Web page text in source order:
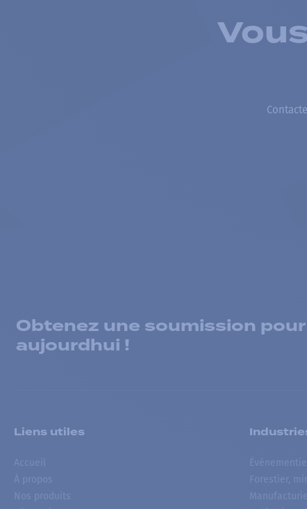
Obtenez une soumission
aujourdhui !
Liens utiles
Accueil
À propos
Nos produits
Événementiel
Forestier,